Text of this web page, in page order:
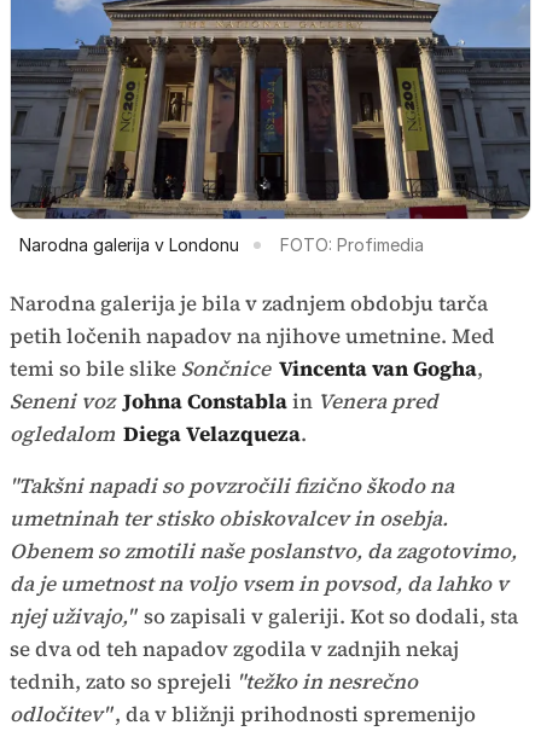
Narodna galerija v Londonu FOTO: Profimedia
Narodna galerija je bila v zadnjem obdobju tarča
petih ločenih napadov na njihove umetnine. Med
temi so bile slike Sončnice Vincenta van Gogha,
Seneni voz Johna Constablain Venera pred
ogledalom Diega Velazqueza.
"Takšni napadi so povzročili fizično škodo na
umetninah ter stisko obiskovalcev in osebja.
Obenem so zmotili naše poslanstvo, da zagotovimo,
da je umetnost na voljo vsem in povsod, da lahko v
njej uživajo," so zapisali v galeriji. Kot so dodali, sta
se dva od teh napadov zgodila v zadnjih nekaj
tednih, zato so sprejeli "težko in nesrečno
odločitev", da v bližnji prihodnosti spremenijo